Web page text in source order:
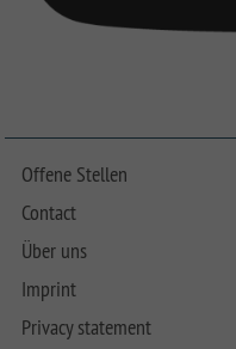
Offene Stellen
Contact
Über uns
Imprint
Privacy statement